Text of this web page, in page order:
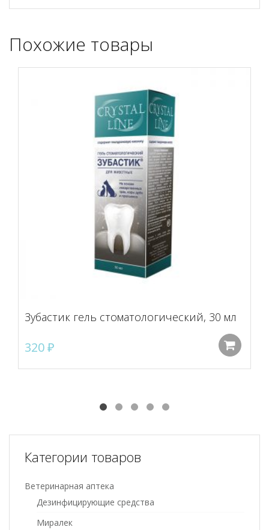
Похожие товары
Зубастик гель стоматологический, 30 мл
320₽
Категории товаров
Ветеринарная аптека
Дезинфицирующие средства
Миралек